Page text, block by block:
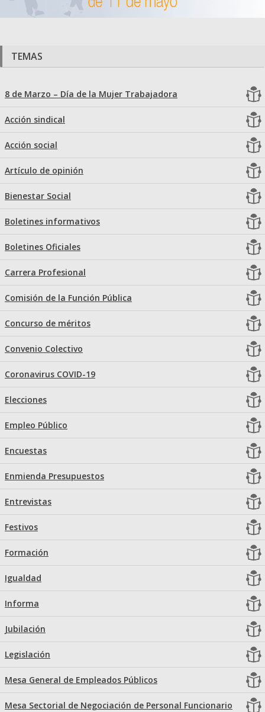
TEMAS
8 de Marzo – Día de la Mujer Trabajadora
Acción sindical
Acción social
Artículo de opinión
Bienestar Social
Boletines informativos
Boletines Oficiales
Carrera Profesional
Comisión de la Función Pública
Concurso de méritos
Convenio Colectivo
Coronavirus COVID-19
Elecciones
Empleo Público
Encuestas
Enmienda Presupuestos
Entrevistas
Festivos
Formación
Igualdad
Informa
Jubilación
Legislación
Mesa General de Empleados Públicos
Mesa Sectorial de Negociación de Personal Funcionario